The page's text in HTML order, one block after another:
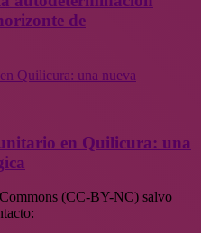
de
Quilicura: una nueva
en Quilicura: una
(CC-BY-NC) salvo